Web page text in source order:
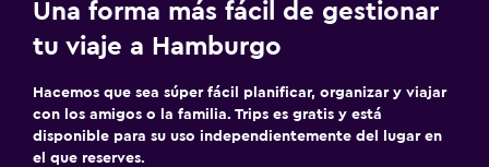
Una forma más fácil de gestionar
tu viaje a Hamburgo
Hacemos que sea súper fácil planificar, organizar y viajar
con los amigos o la familia. Trips es gratis y está
disponible para su uso independientemente del lugar en
el que reserves.